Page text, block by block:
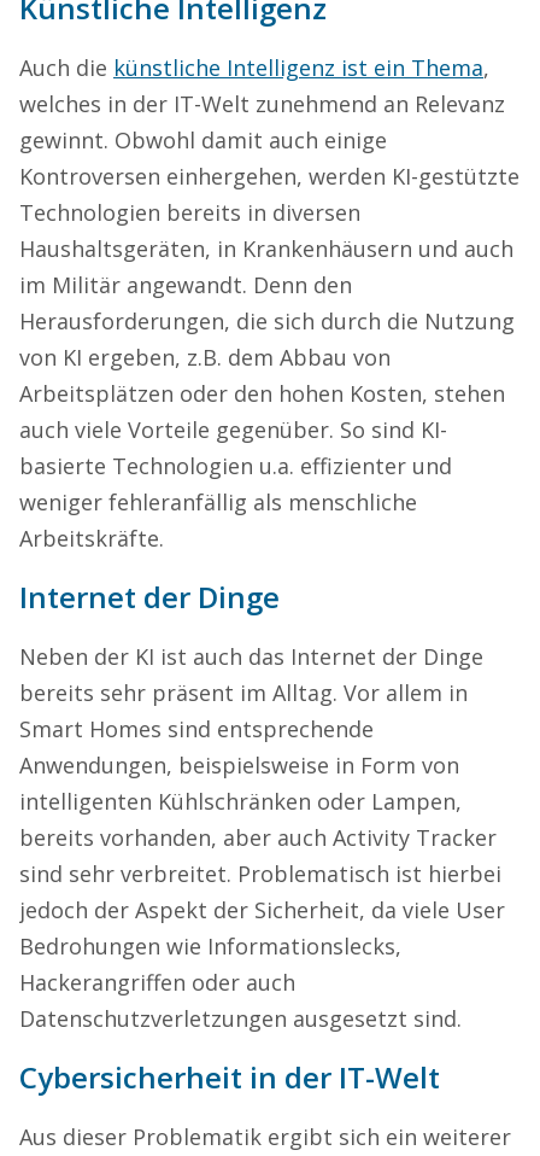
Auch die künstliche Intelligenz ist ein Thema,
welches in der IT-Welt zunehmend an Relevanz
gewinnt. Obwohl damit auch einige
Kontroversen einhergehen, werden KI-gestützte
Technologien bereits in diversen
Haushaltsgeräten, in Krankenhäusern und auch
im Militär angewandt. Denn den
Herausforderungen, die sich durch die Nutzung
von KI ergeben, z.B. dem Abbau von
Arbeitsplätzen oder den hohen Kosten, stehen
auch viele Vorteile gegenüber. So sind KI-
basierte Technologien u.a. effizienter und
weniger fehleranfällig als menschliche
Arbeitskräfte.
Internet der Dinge
Neben der KI ist auch das Internet der Dinge
bereits sehr präsent im Alltag. Vor allem in
Smart Homes sind entsprechende
Anwendungen, beispielsweise in Form von
intelligenten Kühlschränken oder Lampen,
bereits vorhanden, aber auch Activity Tracker
sind sehr verbreitet. Problematisch ist hierbei
jedoch der Aspekt der Sicherheit, da viele User
Bedrohungen wie Informationslecks,
Hackerangriffen oder auch
Datenschutzverletzungen ausgesetzt sind.
Cybersicherheit in der IT-Welt
Aus dieser Problematik ergibt sich ein weiterer